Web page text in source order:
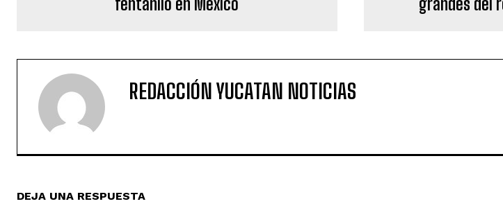
fentanilo en Mexico
grandes del
REDACCIÓN YUCATAN NOTICIAS
DEJA UNA RESPUESTA